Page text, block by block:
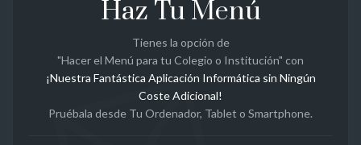
Haz Tu Menú
Tienes la opción de
"Hacer el Menú para tu Colegio o Institución" con
¡Nuestra Fantástica Aplicación Informática sin Ningún
Coste Adicional!
Pruébala desde Tu Ordenador, Tablet o Smartphone.